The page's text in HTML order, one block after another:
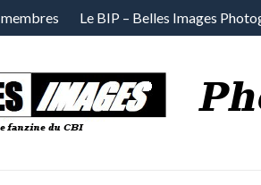
membres Le BIP – Belles Images